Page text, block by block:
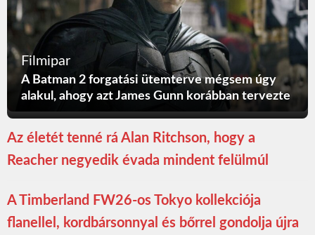
Filmipar
A Batman 2 forgatási ütemterve mégsem úgy
alakul, ahogy azt James Gunn korábban tervezte
Az életét tenné rá Alan Ritchson, hogy a
Reacher negyedik évada mindent felülmúl
A Timberland FW26-os Tokyo kollekciója
flanellel, kordbársonnyal és bőrrel gondolja újra